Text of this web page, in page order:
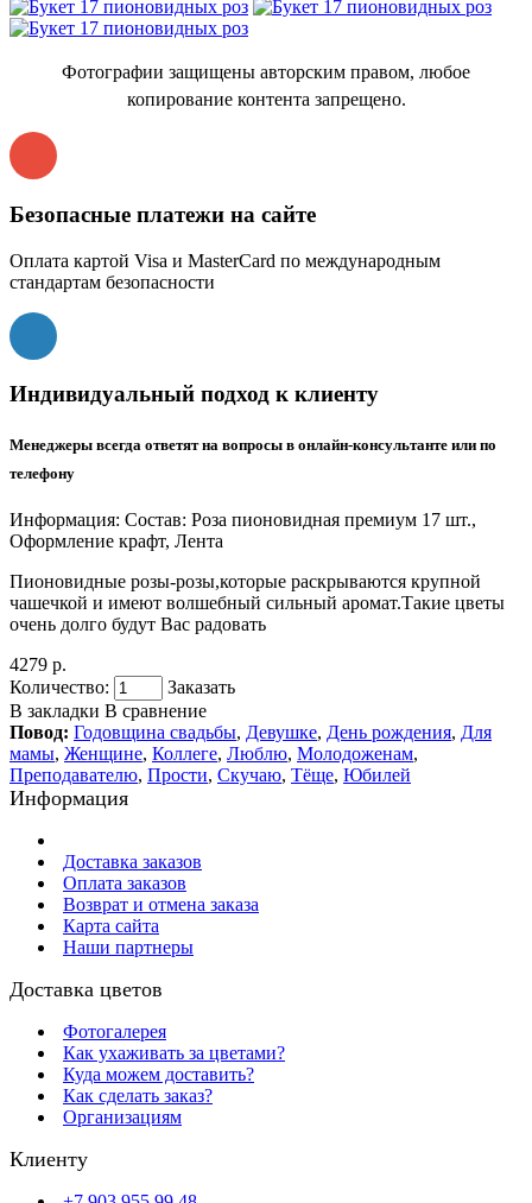
Фотографии защищены авторским правом, любое
копирование контента запрещено.
Безопасные платежи на сайте
Оплата картой Visa и MasterCard по международным
стандартам безопасности
Индивидуальный подход к клиенту
Менеджеры всегда ответят на вопросы в онлайн-консультанте или по
телефону
Информация: Состав: Роза пионовидная премиум 17 шт.,
Оформление крафт, Лента
Пионовидные розы-розы,которые раскрываются крупной
чашечкой и имеют волшебный сильный аромат.Такие цветы
очень долго будут Вас радовать
4279 р.
Количество:
Заказать
В закладки В сравнение
Повод: Годовщина свадьбы, Девушке, День рождения, Для
мамы, Женщине, Коллеге, Люблю, Молодоженам,
Преподавателю, Прости, Скучаю, Тёще, Юбилей
Информация
Доставка заказов
Оплата заказов
Возврат и отмена заказа
Карта сайта
Наши партнеры
Доставка цветов
Фотогалерея
Как ухаживать за цветами?
Куда можем доставить?
Как сделать заказ?
Организациям
Клиенту